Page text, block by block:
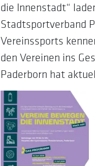
die Innenstadt“
Stadtsportverband
Vereinssports
den Vereinen ins
Paderborn hat